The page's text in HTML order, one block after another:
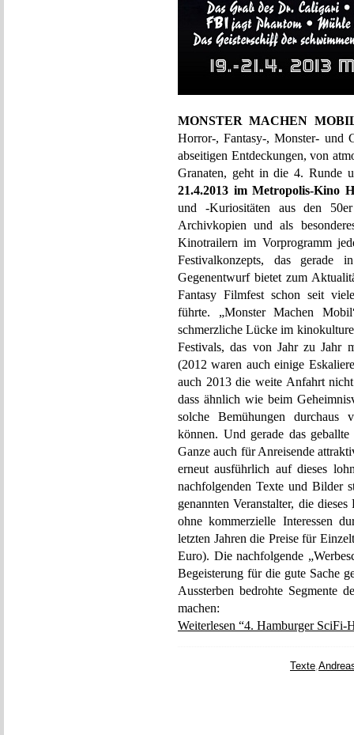
MONSTER MACHEN
Horror-, Fantasy-, Monster- und
abseitigen Entdeckungen, von
Granaten, geht in die 4. Runde
21.4.2013 im Metropolis-Kino
und -Kuriositäten aus den
Archivkopien und als
Kinotrailern im Vorprogramm
Festivalkonzepts, das gerade
Gegenentwurf bietet zum
Fantasy Filmfest schon seit
führte. „Monster Machen
schmerzliche Lücke im
Festivals, das von Jahr zu Jahr
(2012 waren auch einige
auch 2013 die weite Anfahrt
dass ähnlich wie beim
solche Bemühungen durchaus
können. Und gerade das
Ganze auch für Anreisende
erneut ausführlich auf dieses
nachfolgenden Texte und Bilder
genannten Veranstalter, die
ohne kommerzielle Interessen
letzten Jahren die Preise für
Euro). Die nachfolgende
Begeisterung für die gute Sache
Aussterben bedrohte Segmente
machen:
Weiterlesen “4. Hamburger
Texte,